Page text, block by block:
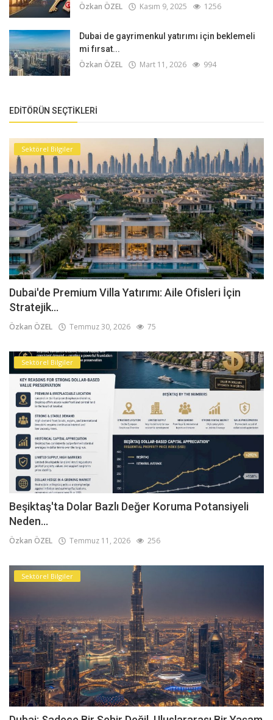
Özkan ÖZEL Kasım 9, 2025 1256
Dubai de gayrimenkul yatırımı için beklemeli
mi fırsat...
Özkan ÖZEL Mart 11, 2026 994
EDITÖRÜN SEÇTIKLERI
Sektörel Bilgiler
Dubai'de Premium Villa Yatırımı: Aile Ofisleri İçin
Stratejik...
Özkan ÖZEL Temmuz 30, 2026 75
Sektörel Bilgiler
Beşiktaş'ta Dolar Bazlı Değer Koruma Potansiyeli
Neden...
Özkan ÖZEL Temmuz 11, 2026 256
Sektörel Bilgiler